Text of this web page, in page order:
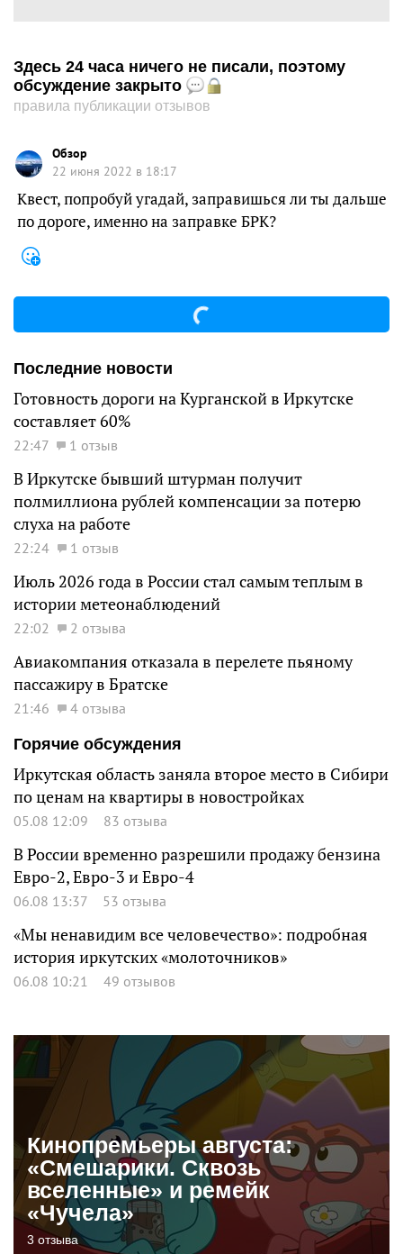
Здесь 24 часа ничего не писали, поэтому
обсуждение закрыто
правила публикации отзывов
Обзор
22 июня 2022 в 18:17
Квест, попробуй угадай, заправишься ли ты дальше
по дороге, именно на заправке БРК?
Последние новости
Готовность дороги на Курганской в Иркутске
составляет 60%
22:47 1 отзыв
В Иркутске бывший штурман получит
полмиллиона рублей компенсации за потерю
слуха на работе
22:24 1 отзыв
Июль 2026 года в России стал самым теплым в
истории метеонаблюдений
22:02 2 отзыва
Авиакомпания отказала в перелете пьяному
пассажиру в Братске
21:46
4 отзыва
Горячие обсуждения
Иркутская область заняла второе место в Сибири
по ценам на квартиры в новостройках
05.08 12:09 83 отзыва
В России временно разрешили продажу бензина
Евро-2, Евро-3 и Евро-4
06.08 13:37 53 отзыва
«Мы ненавидим все человечество»: подробная
история иркутских «молоточников»
06.08 10:21 49 отзывов
Кинопремьеры августа:
«Смешарики. Сквозь
вселенные» и ремейк
«Чучела»
3 отзыва